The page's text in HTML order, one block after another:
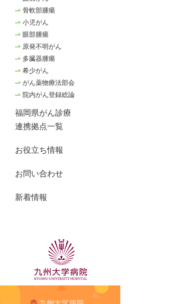
骨軟部腫瘍
小児がん
眼部腫瘍
原発不明がん
多臓器腫瘍
希少がん
がん薬物療法部会
院内がん登録総論
福岡県がん診療
連携拠点一覧
お役立ち情報
お問い合わせ
新着情報